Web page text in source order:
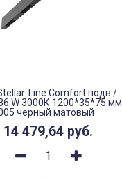
Line Сomfort подв./
W 3000К 1200*35*75 мм
черный матовый
14 479,64 руб.